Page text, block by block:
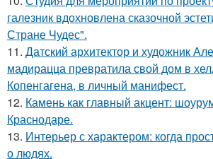
галезник вдохновлена сказочной
Стране Чудес".
11. Датский архитектор и художник
мадирацца превратила свой дом в
Копенгагена, в личный манифест.
12. Камень как главный акцент:
Краснодаре.
13. Интерьер с характером: когда
о людях.